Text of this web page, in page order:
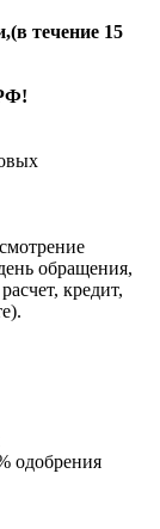
течение 15
обращения,
кредит,
одобрения